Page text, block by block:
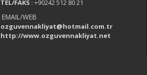
TEL/FAKS : +90242 512 80 21
EMAIL/WEB
ozguvennakliyat@hotmail.com.tr
http://www.ozguvennakliyat.net